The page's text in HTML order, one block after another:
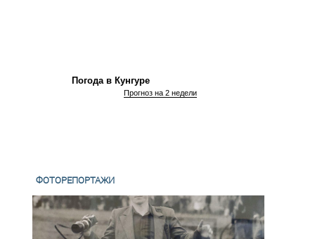
Погода в Кунгуре
Прогноз на 2 недели
ФОТОРЕПОРТАЖИ